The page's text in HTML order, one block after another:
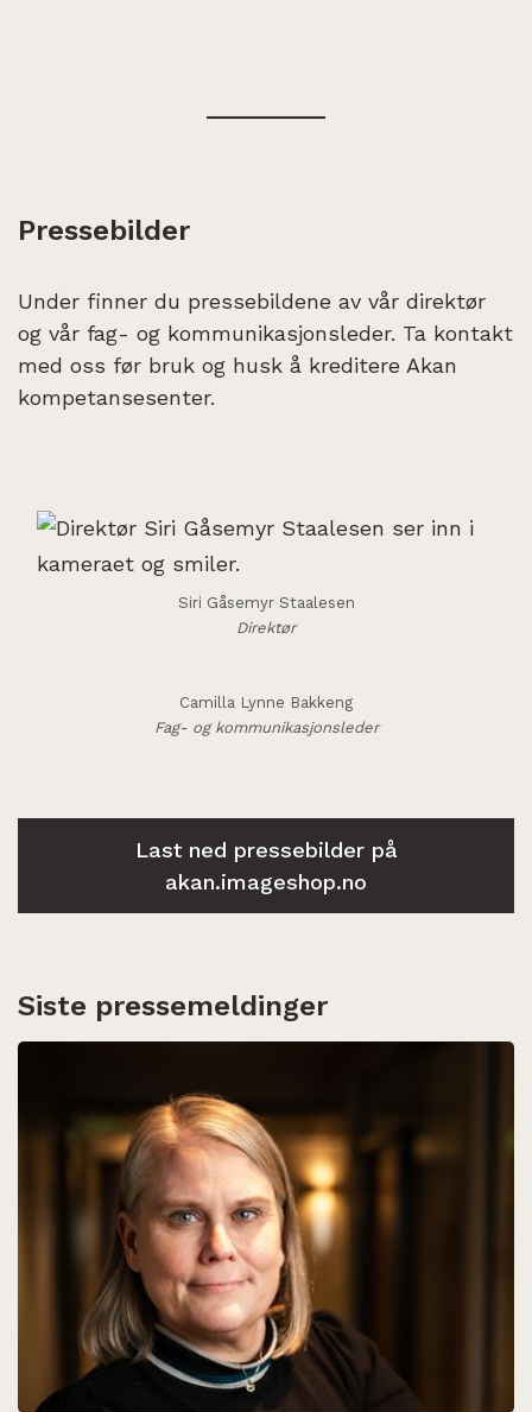
Pressebilder
Under finner du pressebildene av vår direktør
og vår fag- og kommunikasjonsleder. Ta kontakt
med oss før bruk og husk å kreditere Akan
kompetansesenter.
Siri Gåsemyr Staalesen
Direktør
Camilla Lynne Bakkeng
Fag- og kommunikasjonsleder
Last ned pressebilder på
akan.imageshop.no
Siste pressemeldinger